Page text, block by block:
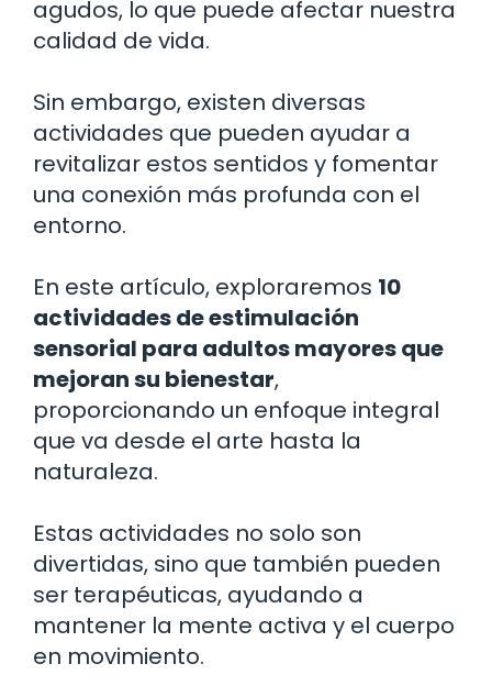
agudos, lo que puede afectar nuestra
calidad de vida.
Sin embargo, existen diversas
actividades que pueden ayudar a
revitalizar estos sentidos y fomentar
una conexión más profunda con el
entorno.
En este artículo, exploraremos 10
actividades de estimulación
sensorial para adultos mayores que
mejoran su bienestar,
proporcionando un enfoque integral
que va desde el arte hasta la
naturaleza.
Estas actividades no solo son
divertidas, sino que también pueden
ser terapéuticas, ayudando a
mantener la mente activa y el cuerpo
en movimiento.